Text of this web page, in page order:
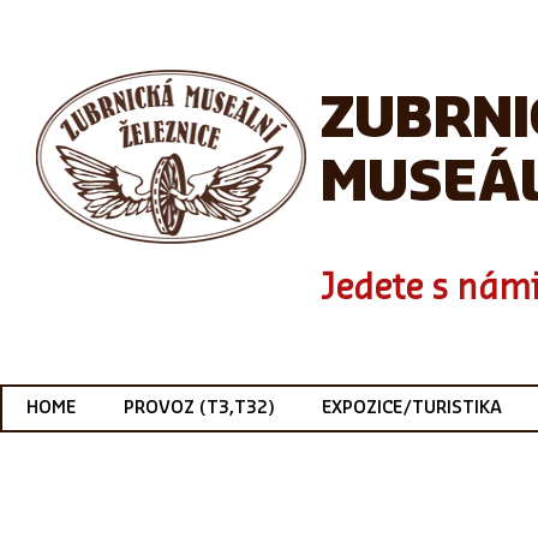
Jedete s
HOME PROVOZ (T3,T32) EXPOZICE/TURISTIKA